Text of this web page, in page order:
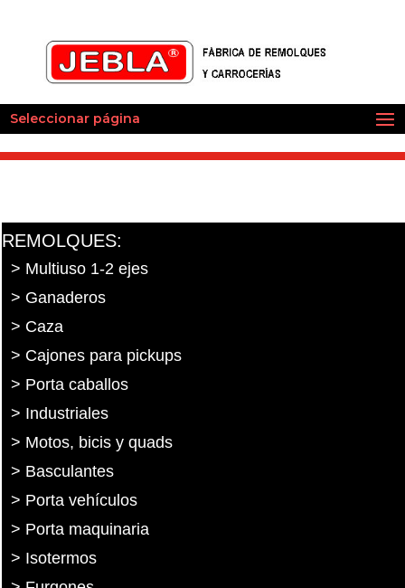
Seleccionar página
REMOLQUES:
> Multiuso 1-2 ejes
> Ganaderos
> Caza
> Cajones para pickups
> Porta caballos
> Industriales
> Motos, bicis y quads
> Basculantes
> Porta vehículos
> Porta maquinaria
> Isotermos